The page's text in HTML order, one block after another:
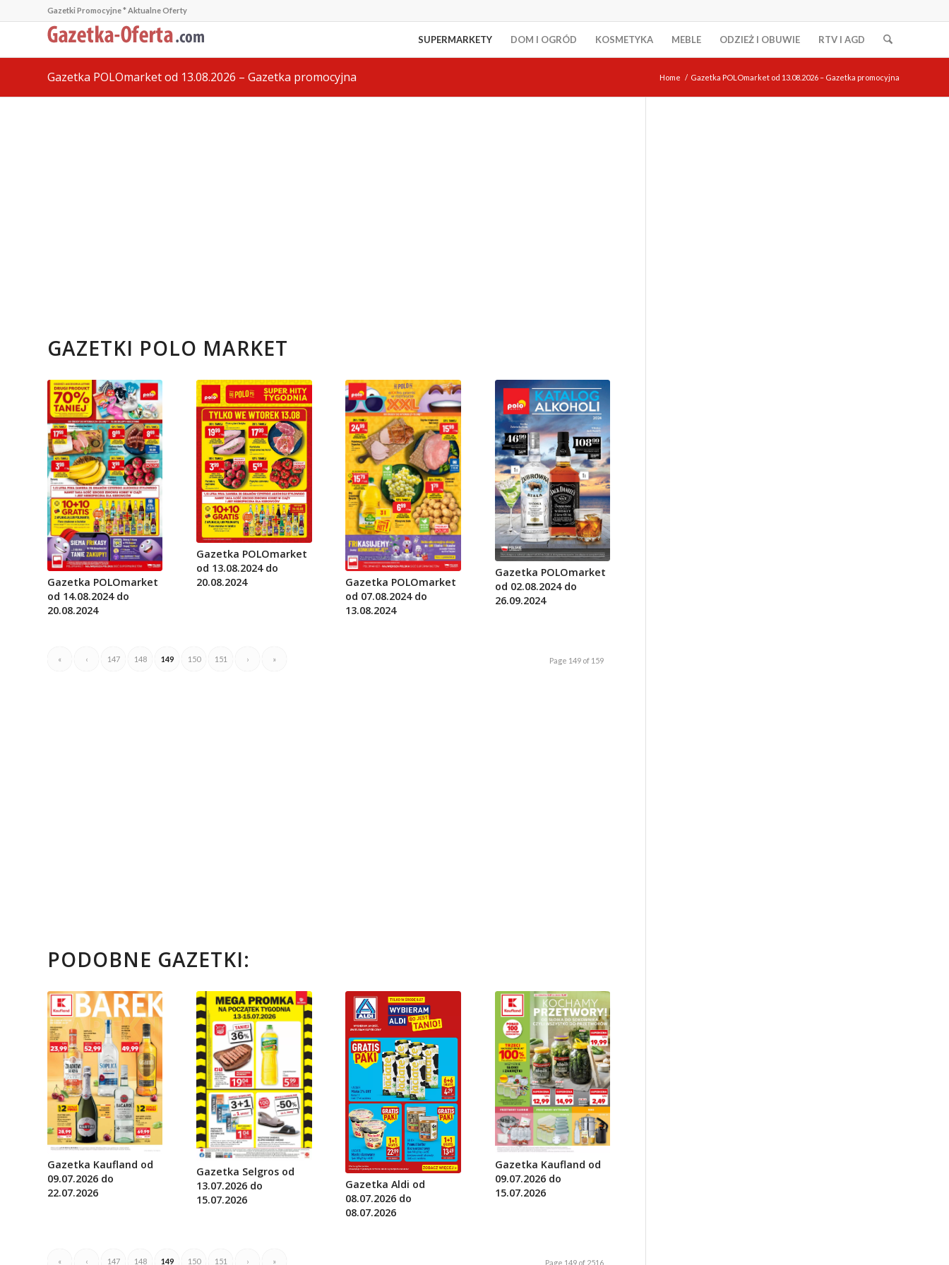
Gazetki Promocyjne * Aktualne Oferty
SUPERMARKETY DOM I OGRÓD KOSMETYKA MEBLE ODZIEŻ I OBUWIE RTV I AGD
Gazetka POLOmarket od 13.08.2026 – Gazetka promocyjna Home / Gazetka POLOmarket od 13.08.2026 – Gazetka promocyjna
GAZETKI POLO MARKET
Gazetka POLOmarket
od 14.08.2024 do
20.08.2024
Gazetka POLOmarket
od 13.08.2024 do
20.08.2024
Gazetka POLOmarket
od 07.08.2024 do
13.08.2024
Gazetka POLOmarket
od 02.08.2024 do
26.09.2024
Page 149 of 159
« ‹ 147 148 149 150 151 › »
PODOBNE GAZETKI:
Gazetka Kaufland od
09.07.2026 do
22.07.2026
Gazetka Selgros od
13.07.2026 do
15.07.2026
Gazetka Aldi od
08.07.2026 do
08.07.2026
Gazetka Kaufland od
09.07.2026 do
15.07.2026
Page 149 of 2516
« ‹ 147 148 149 150 151 › »